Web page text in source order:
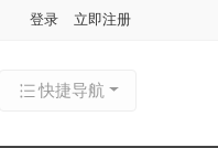
登录 立即注册
快捷导航